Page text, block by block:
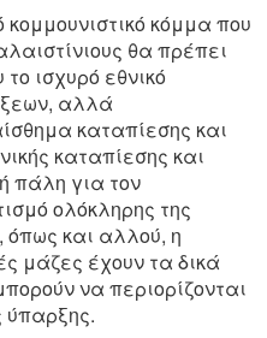
κόμμα που
θα πρέπει
ισχυρό εθνικό
αλλά
καταπίεσης και
καταπίεσης και
πάλη για τον
ολόκληρης της
όπως και αλλού, η
μάζες έχουν τα δικά
να περιορίζονται
ύπαρξης.